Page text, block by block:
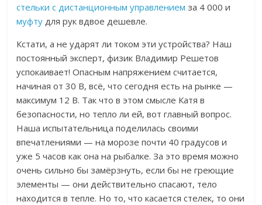
стельки с дистанционным управлением за 4 000 и
муфту для рук вдвое дешевле.
Кстати, а не ударят ли током эти устройства? Наш
постоянный эксперт, физик Владимир Решетов
успокаивает! Опасным напряжением считается,
начиная от 30 В, всё, что сегодня есть на рынке —
максимум 12 В. Так что в этом смысле Катя в
безопасности, но тепло ли ей, вот главный вопрос.
Наша испытательница поделилась своими
впечатлениями —на морозе почти 40 градусов и
уже 5 часов как она на рыбалке. За это время можно
очень сильно бы замёрзнуть, если бы не греющие
элементы — они действительно спасают, тело
находится в тепле. Но то, что касается стелек, то они